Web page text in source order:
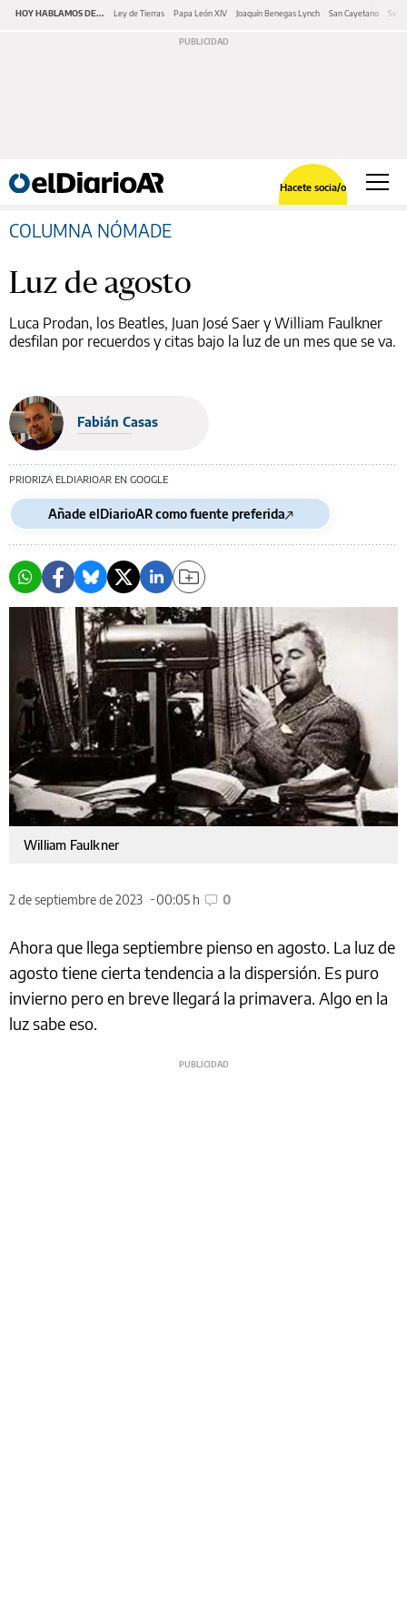
HOY HABLAMOS DE... Ley de Tierras Papa León XIV Joaquín Benegas Lynch San Cayetano
Hacete socia/o
COLUMNA NÓMADE
Luz de agosto
Luca Prodan, los Beatles, Juan José Saer y William Faulkner
desfilan por recuerdos y citas bajo la luz de un mes que se va.
Fabián Casas
PRIORIZA ELDIARIOAR EN GOOGLE
Añade elDiarioAR como fuente preferida
William Faulkner
2 de septiembre de 2023 00:05 h 0
Ahora que llega septiembre pienso en agosto. La luz de
agosto tiene cierta tendencia a la dispersión. Es puro
invierno pero en breve llegará la primavera. Algo en la
luz sabe eso.